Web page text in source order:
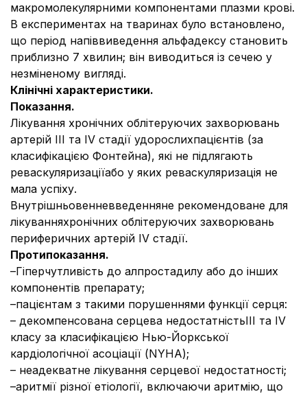
макромолекулярними компонентами плазми крові.
В експериментах на тваринах було встановлено,
що період напіввиведення альфадексу становить
приблизно 7 хвилин; він виводиться із сечею у
незміненому вигляді.
Клінічні характеристики.
Показання.
Лікування хронічних облітеруючих захворювань
артерій III та IV стадії удорослихпацієнтів (за
класифікацією Фонтейна), які не підлягають
реваскуляризаціїабо у яких реваскуляризація не
мала успіху.
Внутрішньовенневведенняне рекомендоване для
лікуванняхронічних облітеруючих захворювань
периферичних артерій IV стадії.
Протипоказання.
–Гіперчутливість до алпростадилу або до інших
компонентів препарату;
–пацієнтам з такими порушеннями функції серця:
– декомпенсована серцева недостатністьIII та IV
класу за класифікацією Нью-Йоркської
кардіологічної асоціації (NYHA);
– неадекватне лікування серцевої недостатності;
–аритмії різної етіології, включаючи аритмію, що